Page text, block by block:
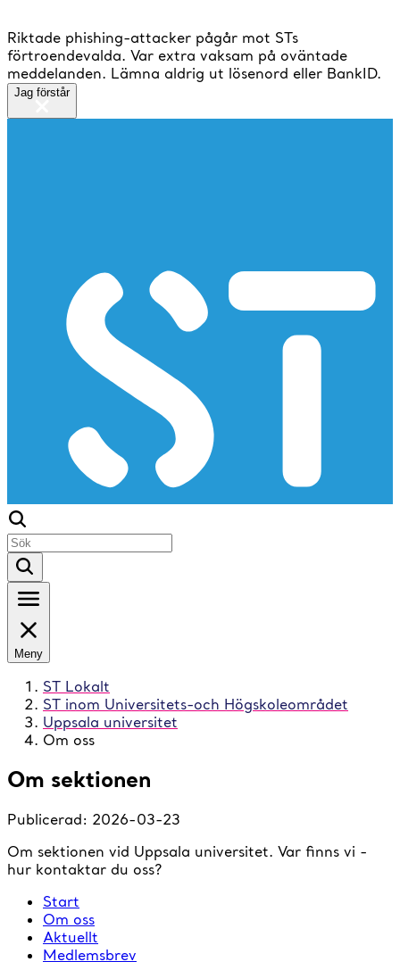
Riktade phishing-attacker pågår mot STs
förtroendevalda. Var extra vaksam på oväntade
meddelanden. Lämna aldrig ut lösenord eller BankID.
Jag förstår
Meny
ST Lokalt
ST inom Universitets-och Högskoleområdet
Uppsala universitet
Om oss
Om sektionen
Publicerad: 2026-03-23
Om sektionen vid Uppsala universitet. Var finns vi -
hur kontaktar du oss?
Start
Om oss
Aktuellt
Medlemsbrev